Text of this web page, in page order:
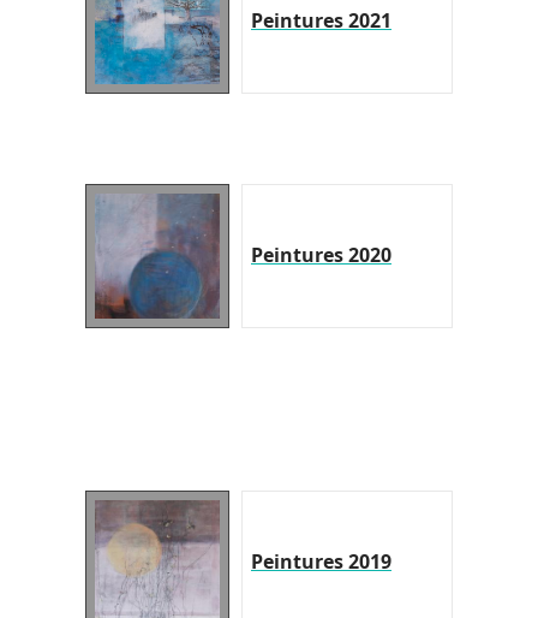
Peintures 2021
Peintures 2020
Peintures 2019